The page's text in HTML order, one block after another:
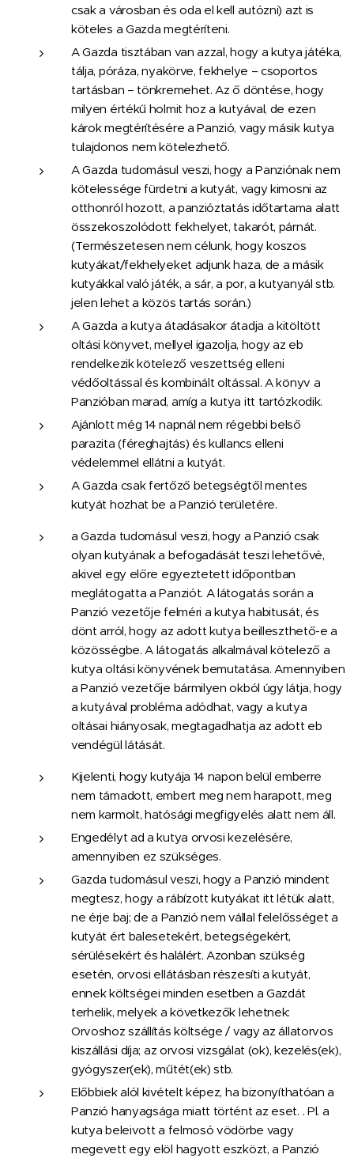
csak a városban és oda el kell autózni) azt is
köteles a Gazda megtéríteni.
A Gazda tisztában van azzal, hogy a kutya játéka,
tálja, póráza, nyakörve, fekhelye – csoportos
tartásban – tönkremehet. Az ő döntése, hogy
milyen értékű holmit hoz a kutyával, de ezen
károk megtérítésére a Panzió, vagy másik kutya
tulajdonos nem kötelezhető.
A Gazda tudomásul veszi, hogy a Panziónak nem
kötelessége fürdetni a kutyát, vagy kimosni az
otthonról hozott, a panzióztatás időtartama alatt
összekoszolódott fekhelyet, takarót, párnát.
(Természetesen nem célunk, hogy koszos
kutyákat/fekhelyeket adjunk haza, de a másik
kutyákkal való játék, a sár, a por, a kutyanyál stb.
jelen lehet a közös tartás során.)
A Gazda a kutya átadásakor átadja a kitöltött
oltási könyvet, mellyel igazolja, hogy az eb
rendelkezik kötelező veszettség elleni
védőoltással és kombinált oltással. A könyv a
Panzióban marad, amíg a kutya itt tartózkodik.
Ajánlott még 14 napnál nem régebbi belső
parazita (féreghajtás) és kullancs elleni
védelemmel ellátni a kutyát.
A Gazda csak fertőző betegségtől mentes
kutyát hozhat be a Panzió területére.
a Gazda tudomásul veszi, hogy a Panzió csak
olyan kutyának a befogadását teszi lehetővé,
akivel egy előre egyeztetett időpontban
meglátogatta a Panziót. A látogatás során a
Panzió vezetője felméri a kutya habitusát, és
dönt arról, hogy az adott kutya beilleszthető-e a
közösségbe. A látogatás alkalmával kötelező a
kutya oltási könyvének bemutatása. Amennyiben
a Panzió vezetője bármilyen okból úgy látja, hogy
a kutyával probléma adódhat, vagy a kutya
oltásai hiányosak, megtagadhatja az adott eb
vendégül látását.
Kijelenti, hogy kutyája 14 napon belül emberre
nem támadott, embert meg nem harapott, meg
nem karmolt, hatósági megfigyelés alatt nem áll.
Engedélyt ad a kutya orvosi kezelésére,
amennyiben ez szükséges.
Gazda tudomásul veszi, hogy a Panzió mindent
megtesz, hogy a rábízott kutyákat itt létük alatt,
ne érje baj; de a Panzió nem vállal felelősséget a
kutyát ért balesetekért, betegségekért,
sérülésekért és halálért. Azonban szükség
esetén, orvosi ellátásban részesíti a kutyát,
ennek költségei minden esetben a Gazdát
terhelik, melyek a következők lehetnek:
Orvoshoz szállítás költsége / vagy az állatorvos
kiszállási díja; az orvosi vizsgálat (ok), kezelés(ek),
gyógyszer(ek), műtét(ek) stb.
Előbbiek alól kivételt képez, ha bizonyíthatóan a
Panzió hanyagsága miatt történt az eset. . Pl. a
kutya beleivott a felmosó vödörbe vagy
megevett egy elöl hagyott eszközt, a Panzió